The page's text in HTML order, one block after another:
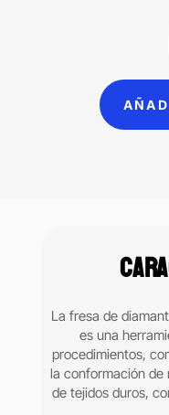
La fresa de
es una
procedimientos,
la conformación
de tejidos duros,